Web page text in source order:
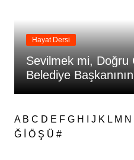
Hayat Dersi
Sevilmek mi, Doğru
Belediye
A B C D E F G H J K L M N
Ğ
Ö Ş Ü #